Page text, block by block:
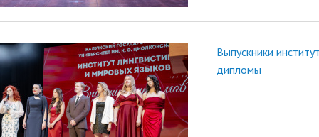
Выпускники
дипломы